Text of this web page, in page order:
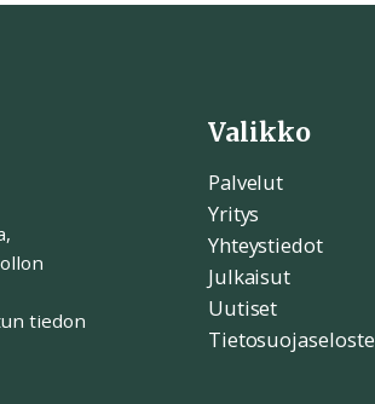
tiedon
Valikko
Palvelut
Yritys
Yhteystiedot
Julkaisut
Uutiset
Tietosuojaseloste